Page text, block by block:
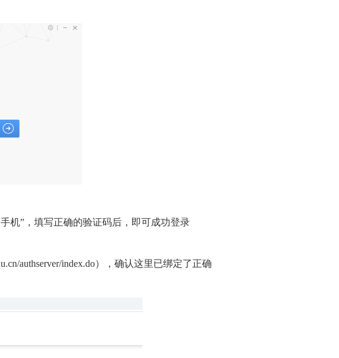
机”，填写正确的验证码后，即可成功登录
authserver/index.do），确认这里已绑定了正确